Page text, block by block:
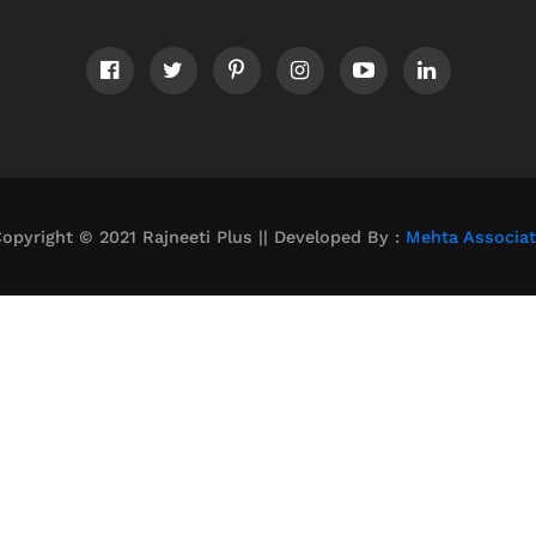
© 2021 Rajneeti Plus || Developed By : Mehta